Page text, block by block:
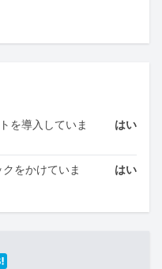
を導入していま
はい
をかけていま
はい